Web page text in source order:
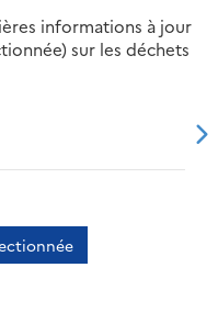
informations à jour
sur les déchets